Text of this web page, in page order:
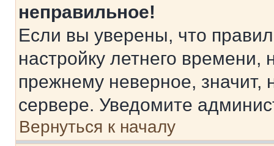
неправильное!
Если вы уверены, что
настройку летнего
прежнему неверное, значит,
сервере. Уведомите
Вернуться к началу